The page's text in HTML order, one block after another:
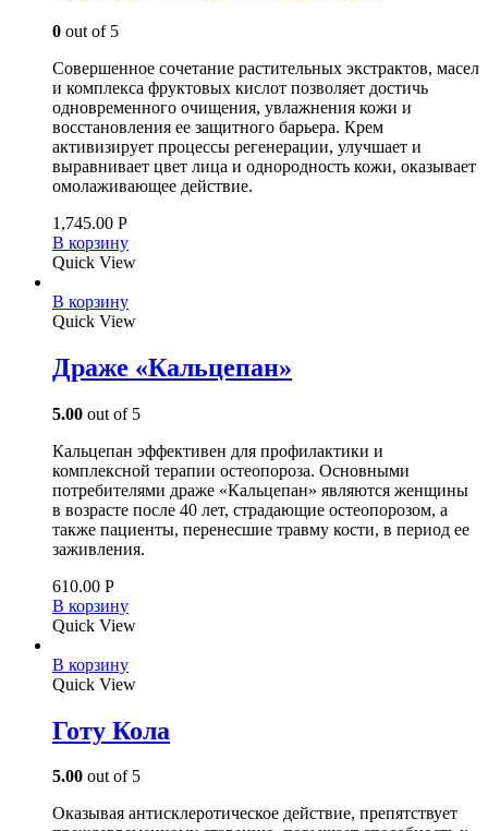
0 out of 5
Совершенное сочетание растительных экстрактов, масел
и комплекса фруктовых кислот позволяет достичь
одновременного очищения, увлажнения кожи и
восстановления ее защитного барьера. Крем
активизирует процессы регенерации, улучшает и
выравнивает цвет лица и однородность кожи, оказывает
омолаживающее действие.
1,745.00 Р
В корзину
Quick View
В корзину
Quick View
Драже «Кальцепан»
5.00 out of 5
Кальцепан эффективен для профилактики и
комплексной терапии остеопороза. Основными
потребителями драже «Кальцепан» являются женщины
в возрасте после 40 лет, страдающие остеопорозом, а
также пациенты, перенесшие травму кости, в период ее
заживления.
610.00 Р
В корзину
Quick View
В корзину
Quick View
Готу Кола
5.00 out of 5
Оказывая антисклеротическое действие, препятствует